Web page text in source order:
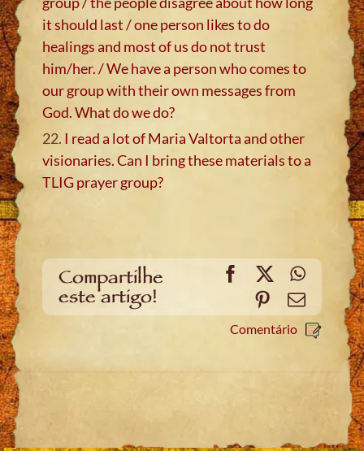
it should last / one person likes to do
healings and most of us do not trust
him/her. / We have a person who comes to
our group with their own messages from
God. What do we do?
22. I read a lot of Maria Valtorta and other
visionaries. Can I bring these materials to a
TLIG prayer group?
Compartilhe
este artigo!
Facebook
X
Pinterest
Email
Comentário